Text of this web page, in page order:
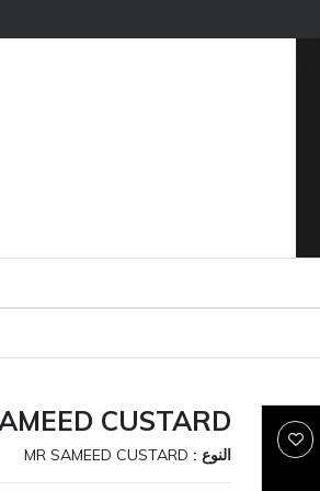
CUSTARD
النوع : MR SAMEED CUSTARD